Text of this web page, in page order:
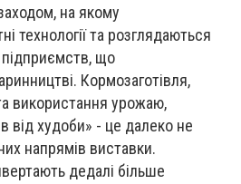
на якому
технології та розглядаються
підприємств, що
Кормозаготівля,
використання урожаю,
від худоби» - це далеко не
напрямів виставки.
дедалі більше